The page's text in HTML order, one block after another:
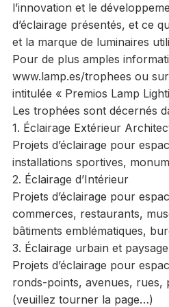
l’innovation et le
d’éclairage présentés, et ce
et la marque de luminaires
Pour de plus amples
www.lamp.es/trophees ou
intitulée « Premios Lamp
Les trophées sont décernés
1. Éclairage Extérieur
Projets d’éclairage pour
installations sportives,
2. Éclairage d’Intérieur
Projets d’éclairage pour
commerces, restaurants,
bâtiments emblématiques,
3. Éclairage urbain et
Projets d’éclairage pour
ronds-points, avenues, rues,
(veuillez tourner la page…)